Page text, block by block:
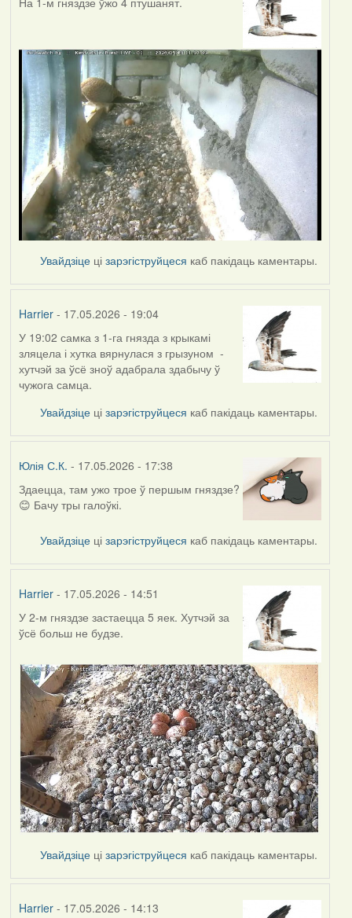
Увайдзіце цізарэгіструйцеся каб пакідаць каментары.
Harrier- 17.05.2026 - 19:04
У 19:02 самка з 1-га гнязда з крыкамі
зляцела і хутка вярнулася з грызуном -
хутчэй за ўсё зноў адабрала здабычу ў
чужога самца.
Увайдзіце цізарэгіструйцеся каб пакідаць каментары.
Юлія С.К. - 17.05.2026 - 17:38
Здаецца, там ужо трое ў першым гняздзе?
😊 Бачу тры галоўкі.
Увайдзіце цізарэгіструйцеся каб пакідаць каментары.
Harrier- 17.05.2026 - 14:51
У 2-м гняздзе застаецца 5 яек. Хутчэй за
ўсё больш не будзе.
Увайдзіце цізарэгіструйцеся каб пакідаць каментары.
Harrier- 17.05.2026 - 14:13